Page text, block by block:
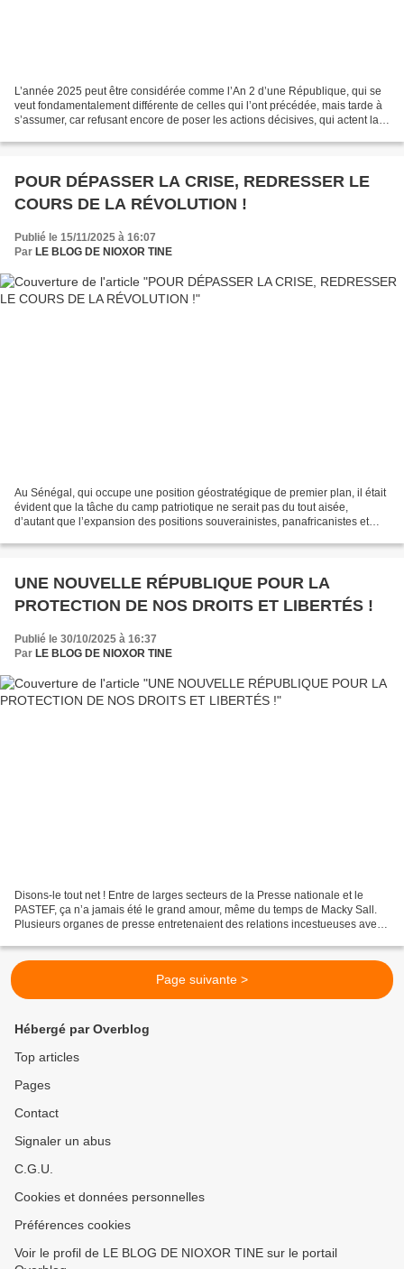
L’année 2025 peut être considérée comme l’An 2 d’une République, qui se
veut fondamentalement différente de celles qui l’ont précédée, mais tarde à
s’assumer, car refusant encore de poser les actions décisives, qui actent la
POUR DÉPASSER LA CRISE, REDRESSER LE
COURS DE LA RÉVOLUTION !
Publié le 15/11/2025 à 16:07
Par LE BLOG DE NIOXOR TINE
Au Sénégal, qui occupe une position géostratégique de premier plan, il était
évident que la tâche du camp patriotique ne serait pas du tout aisée,
d’autant que l’expansion des positions souverainistes, panafricanistes et
UNE NOUVELLE RÉPUBLIQUE POUR LA
PROTECTION DE NOS DROITS ET LIBERTÉS !
Publié le 30/10/2025 à 16:37
Par LE BLOG DE NIOXOR TINE
Disons-le tout net ! Entre de larges secteurs de la Presse nationale et le
PASTEF, ça n’a jamais été le grand amour, même du temps de Macky Sall.
Plusieurs organes de presse entretenaient des relations incestueuses avec
Page suivante >
Hébergé par Overblog
Top articles
Pages
Contact
Signaler un abus
C.G.U.
Cookies et données personnelles
Préférences cookies
Voir le profil de LE BLOG DE NIOXOR TINE sur le portail